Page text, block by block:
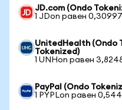
JD.com (Ondo
1 JDon равен
UnitedHealth (Ondo
Tokenized)
1 UNHon равен
PayPal (Ondo
1 PYPLon равен